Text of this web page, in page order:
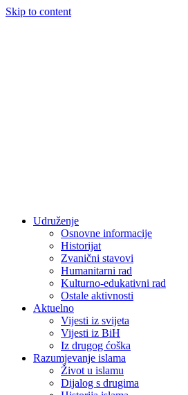
Skip to content
Udruženje
Osnovne informacije
Historijat
Zvanični stavovi
Humanitarni rad
Kulturno-edukativni rad
Ostale aktivnosti
Aktuelno
Vijesti iz svijeta
Vijesti iz BiH
Iz drugog ćoška
Razumjevanje islama
Život u islamu
Dijalog s drugima